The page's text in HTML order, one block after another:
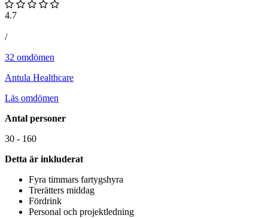
4.7
/
32 omdömen
Antula Healthcare
Läs omdömen
Antal personer
30 - 160
Detta är inkluderat
Fyra timmars fartygshyra
Trerätters middag
Fördrink
Personal och projektledning